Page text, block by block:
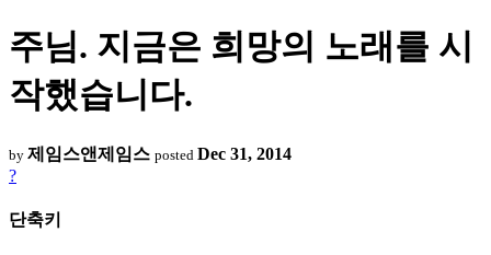
주님. 지금은 희망의 노래를 시
작했습니다.
by 제임스앤제임스 posted Dec 31, 2014
?
단축키